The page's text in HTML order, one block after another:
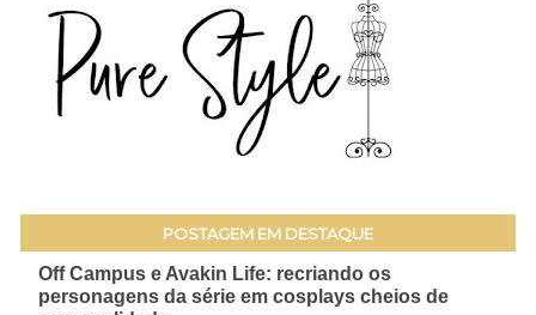
POSTAGEM EM DESTAQUE
Off Campus e Avakin Life: recriando os
personagens da série em cosplays cheios de